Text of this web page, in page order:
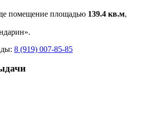
помещение площадью 139.4 кв.м,
8 (919) 007-85-85